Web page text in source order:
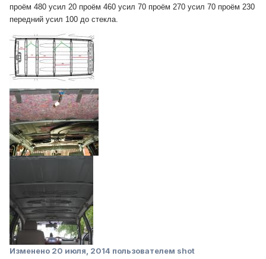
проём 480 усил 20 проём 460 усил 70 проём 270 усил 70 проём 230
передний усил 100 до стекла.
Изменено 20 июля, 2014 пользователем shot